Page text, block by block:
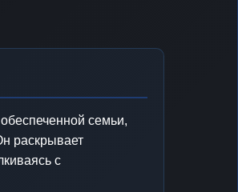
семьи,
раскрывает
с